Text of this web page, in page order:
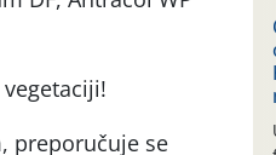
preporučuje se